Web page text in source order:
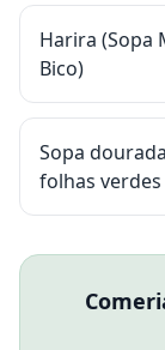
Harira (Sopa
Bico)
Sopa
folhas verdes